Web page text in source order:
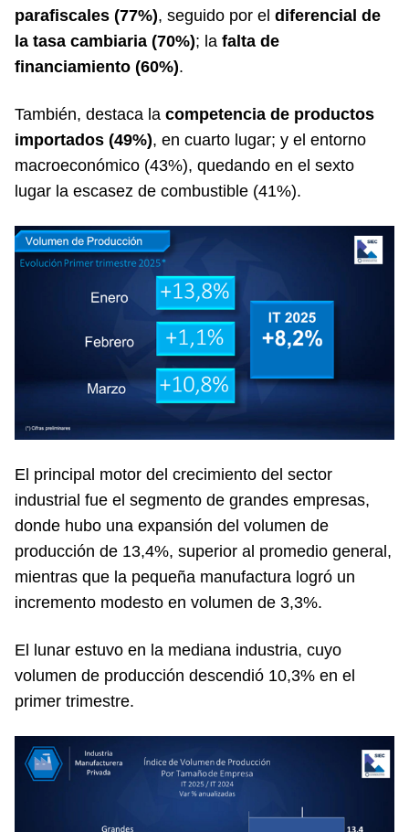
parafiscales (77%), seguido por el diferencial de
la tasa cambiaria (70%); la falta de
financiamiento (60%).
También, destaca la competencia de productos
importados (49%), en cuarto lugar; y el entorno
macroeconómico (43%), quedando en el sexto
lugar la escasez de combustible (41%).
El principal motor del crecimiento del sector
industrial fue el segmento de grandes empresas,
donde hubo una expansión del volumen de
producción de 13,4%, superior al promedio general,
mientras que la pequeña manufactura logró un
incremento modesto en volumen de 3,3%.
El lunar estuvo en la mediana industria, cuyo
volumen de producción descendió 10,3% en el
primer trimestre.